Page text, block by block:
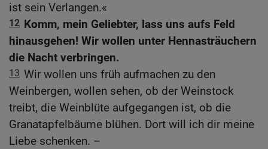
ist sein Verlangen.«
12 Komm, mein Geliebter, lass uns aufs Feld
hinausgehen! Wir wollen unter Hennasträuchern
die Nacht verbringen.
13 Wir wollen uns früh aufmachen zu den
Weinbergen, wollen sehen, ob der Weinstock
treibt, die Weinblüte aufgegangen ist, ob die
Granatapfelbäume blühen. Dort will ich dir meine
Liebe schenken. –